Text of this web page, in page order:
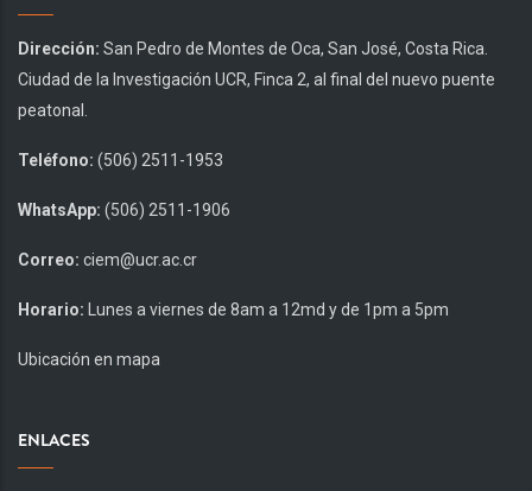
Dirección: San Pedro de Montes de Oca, San José, Costa Rica.
Ciudad de la Investigación UCR, Finca 2, al final del nuevo puente
peatonal.
Teléfono: (506) 2511-1953
WhatsApp: (506) 2511-1906
Correo: ciem@ucr.ac.cr
Horario: Lunes a viernes de 8am a 12md y de 1pm a 5pm
Ubicación en mapa
ENLACES